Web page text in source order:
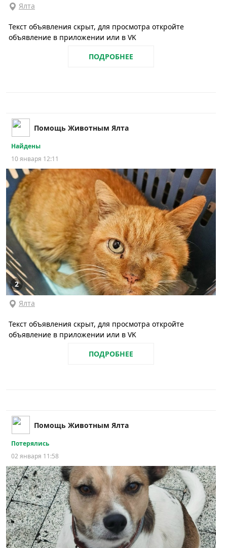
Ялта
Текст объявления скрыт, для просмотра откройте
объявление в приложении или в VK
ПОДРОБНЕЕ
Помощь Животным Ялта
Найдены
10 января 12:11
2
Ялта
Текст объявления скрыт, для просмотра откройте
объявление в приложении или в VK
ПОДРОБНЕЕ
Помощь Животным Ялта
Потерялись
02 января 11:58